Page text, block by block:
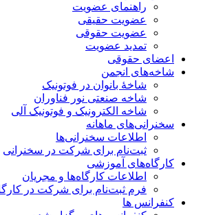
راهنمای عضویت
عضویت حقیقی
عضویت حقوقی
تمدید عضویت
اعضای حقوقی
شاخه‌های انجمن
شاخۀ بانوان در فوتونیک
شاخه صنعتی نور فناوران
شاخه‌ الکترونیک و فوتونیک آلی
سخنرانی‌های ماهانه
اطلاعات سخنرانی‌‌ها
ثبت‌نام برای شرکت در سخنرانی
کارگاه‌های آموزشی
اطلاعات کارگاه‌ها و مجریان
فرم ثبت‌نام برای شرکت در کارگاه
کنفرانس ها